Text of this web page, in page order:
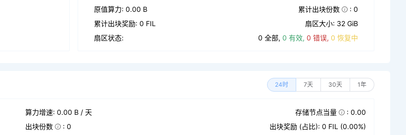
原值算力: 0.00 B 累计出块份数
: 0
累计出块奖励: 0 FIL
扇区大小: 32 GiB
扇区状态:
0 全部, 0 有效, 0 错误, 0 恢复中
24时 7天 30天 1年
算力增速: 0.00 B / 天 存储节点当量
: 0.00
出块份数 : 0
出块奖励 (占比): 0 FIL (0.00%)